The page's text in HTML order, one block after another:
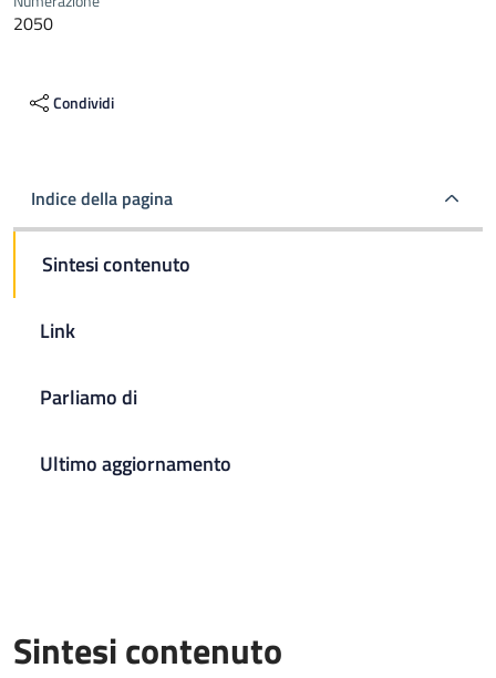
2050
Condividi
Indice della pagina
Sintesi contenuto
Link
Parliamo di
Ultimo aggiornamento
Sintesi contenuto